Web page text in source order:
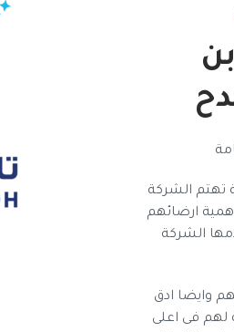
تهتم الشركة
ارضائهم
الشركة
وايضا ادق
لهم فى اعلى